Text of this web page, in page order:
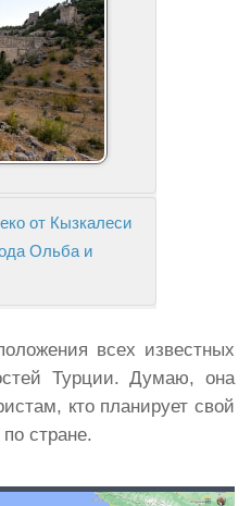
от Кызкалеси
Ольба и
всех известных
Турции. Думаю, она
кто планирует свой
стране.